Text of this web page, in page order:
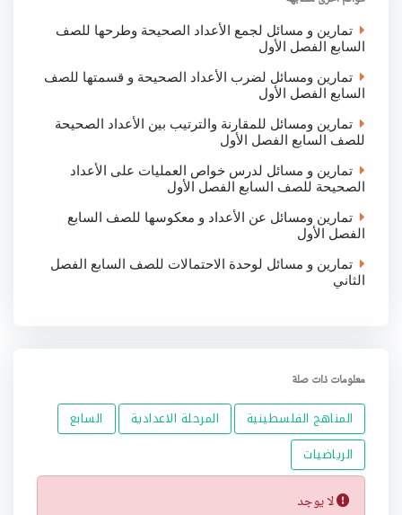
تمارين و مسائل لجمع الأعداد الصحيحة وطرحها للصف
السابع الفصل الأول
تمارين ومسائل لضرب الأعداد الصحيحة و قسمتها للصف
السابع الفصل الأول
تمارين ومسائل للمقارنة والترتيب بين الأعداد الصحيحة
للصف السابع الفصل الأول
تمارين و مسائل لدرس خواص العمليات على الأعداد
الصحيحة للصف السابع الفصل الأول
تمارين ومسائل عن الأعداد و معكوسها للصف السابع
الفصل الأول
تمارين و مسائل لوحدة الاحتمالات للصف السابع الفصل
الثاني
معلومات ذات صلة
المناهج الفلسطينية المرحلة الاعدادية
السابع
الرياضيات
لا يوجد